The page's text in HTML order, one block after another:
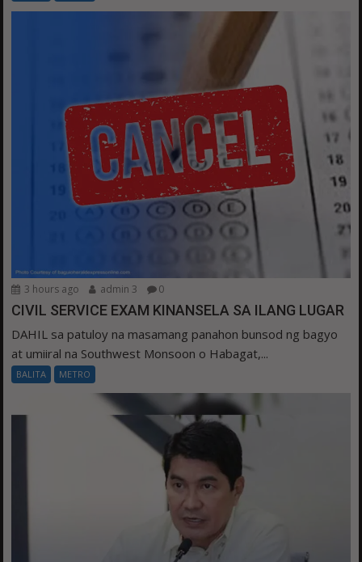
3 hours ago admin 3 0
CIVIL SERVICE EXAM KINANSELA SA ILANG LUGAR
DAHIL sa patuloy na masamang panahon bunsod ng bagyo
at umiiral na Southwest Monsoon o Habagat,...
BALITA METRO